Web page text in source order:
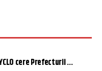
cere Prefecturii ...